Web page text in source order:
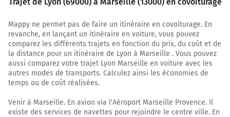
Mappy ne permet pas de faire un itinéraire en covoiturage. En
revanche, en lançant un itinéraire en voiture, vous pouvez
comparez les différents trajets en fonction du prix, du coût et de
la distance pour un itinéraire de Lyon à Marseille . Vous pouvez
aussi comparez votre trajet Lyon Marseille en voiture avec les
autres modes de transports. Calculez ainsi les économies de
temps ou de coût réalisées.
Venir à Marseille. En avion via l'Aéroport Marseille Provence. Il
existe des services de navettes pour rejoindre le centre ville. En